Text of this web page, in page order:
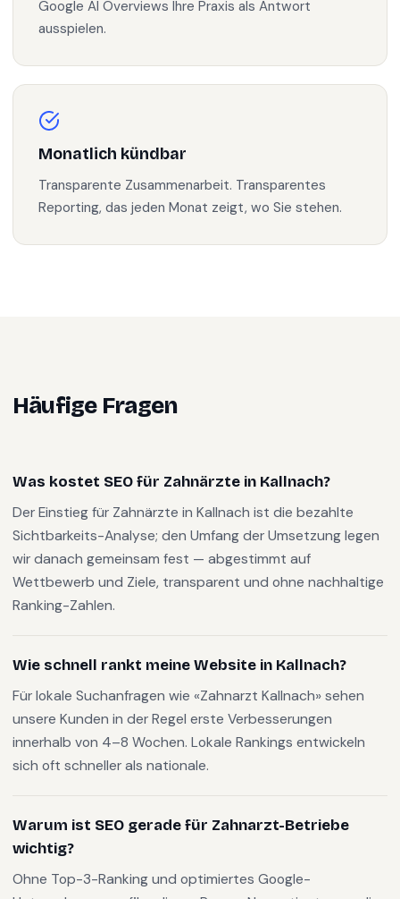
Google AI Overviews Ihre Praxis als Antwort
ausspielen.
Monatlich kündbar
Transparente Zusammenarbeit. Transparentes
Reporting, das jeden Monat zeigt, wo Sie stehen.
Häufige Fragen
Was kostet SEO für Zahnärzte in Kallnach?
Der Einstieg für Zahnärzte in Kallnach ist die bezahlte
Sichtbarkeits-Analyse; den Umfang der Umsetzung legen
wir danach gemeinsam fest — abgestimmt auf
Wettbewerb und Ziele, transparent und ohne nachhaltige
Ranking-Zahlen.
Wie schnell rankt meine Website in Kallnach?
Für lokale Suchanfragen wie «Zahnarzt Kallnach» sehen
unsere Kunden in der Regel erste Verbesserungen
innerhalb von 4–8 Wochen. Lokale Rankings entwickeln
sich oft schneller als nationale.
Warum ist SEO gerade für Zahnarzt-Betriebe
wichtig?
Ohne Top-3-Ranking und optimiertes Google-